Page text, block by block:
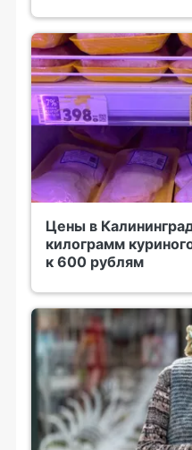
Цены в
килограмм
к 600 рублям